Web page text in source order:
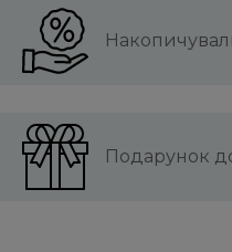
Подарунок